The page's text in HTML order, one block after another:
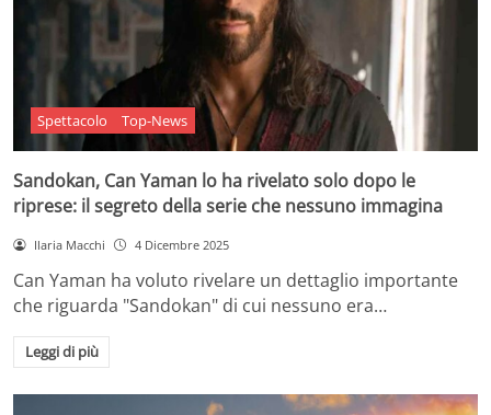
Spettacolo Top-News
Sandokan, Can Yaman lo ha rivelato solo dopo le
riprese: il segreto della serie che nessuno immagina
Ilaria Macchi 4 Dicembre 2025
Can Yaman ha voluto rivelare un dettaglio importante
che riguarda "Sandokan" di cui nessuno era…
Leggi di più